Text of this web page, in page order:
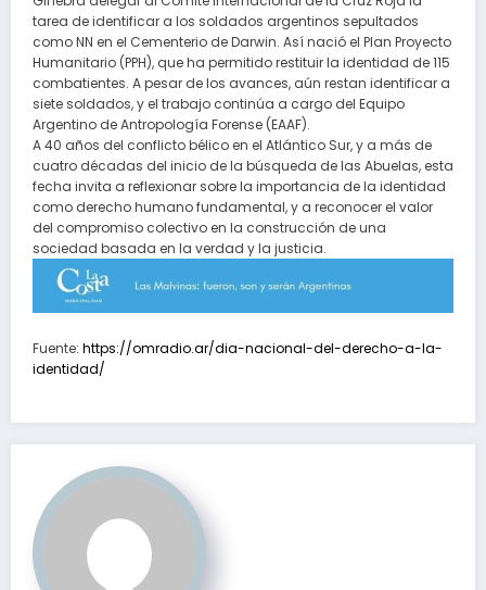
tarea de identificar a los soldados argentinos sepultados
como NN en el Cementerio de Darwin. Así nació el Plan Proyecto
Humanitario (PPH), que ha permitido restituir la identidad de 115
combatientes. A pesar de los avances, aún restan identificar a
siete soldados, y el trabajo continúa a cargo del Equipo
Argentino de Antropología Forense (EAAF).
A 40 años del conflicto bélico en el Atlántico Sur, y a más de
cuatro décadas del inicio de la búsqueda de las Abuelas, esta
fecha invita a reflexionar sobre la importancia de la identidad
como derecho humano fundamental, y a reconocer el valor
del compromiso colectivo en la construcción de una
sociedad basada en la verdad y la justicia.
Fuente: https://omradio.ar/dia-nacional-del-derecho-a-la-
identidad/